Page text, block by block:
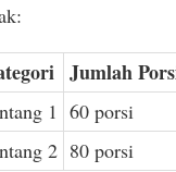
Jumlah
1 60 porsi
2 80 porsi